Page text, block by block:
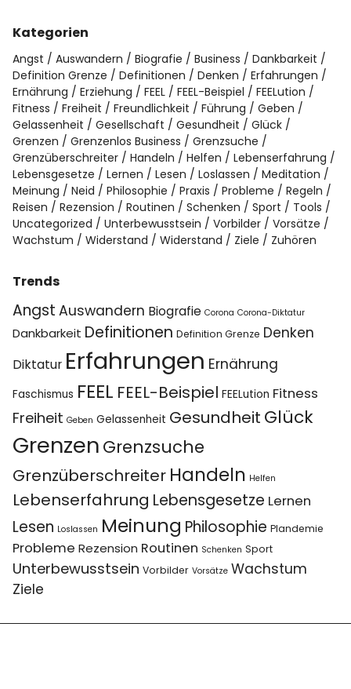
Kategorien
Angst Auswandern Biografie Business
Dankbarkeit
Definition Grenze
Definitionen Denken
Erfahrungen
Ernährung
Erziehung FEEL FEEL-Beispiel
FEELution
Fitness
Freiheit Freundlichkeit Führung
Geben
Gelassenheit
Gesellschaft Gesundheit
Glück
Grenzen
Grenzenlos Business
Grenzsuche
Grenzüberschreiter
Handeln Helfen
Lebenserfahrung
Lebensgesetze
Lernen Lesen Loslassen
Meditation
Meinung
Neid Philosophie Praxis Probleme
Regeln
Reisen
Rezension Routinen Schenken Sport
Tools
Uncategorized
Unterbewusstsein Vorbilder
Vorsätze
Wachstum
Widerstand Widerstand Ziele Zuhören
Trends
Angst Auswandern Biografie Corona Corona-Diktatur
Dankbarkeit Definitionen Definition Grenze Denken
Diktatur Erfahrungen Ernährung
Faschismus FEEL FEEL-Beispiel FEELution Fitness
Freiheit Geben Gelassenheit Gesundheit Glück
Grenzen Grenzsuche
Grenzüberschreiter Handeln Helfen
Lebenserfahrung Lebensgesetze Lernen
Lesen Loslassen Meinung Philosophie Plandemie
Probleme Rezension Routinen Schenken Sport
Unterbewusstsein Vorbilder Vorsätze Wachstum
Ziele